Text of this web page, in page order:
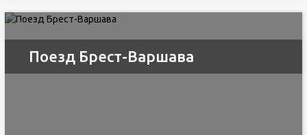
Поезд Брест-Варшава